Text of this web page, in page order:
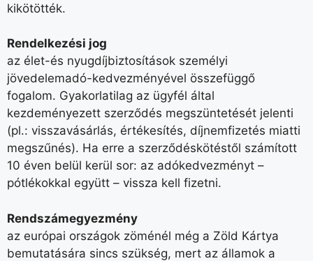
kikötötték.
Rendelkezési jog
az élet-és nyugdíjbiztosítások személyi
jövedelemadó-kedvezményével összefüggő
fogalom. Gyakorlatilag az ügyfél által
kezdeményezett szerződés megszüntetését jelenti
(pl.: visszavásárlás, értékesítés, díjnemfizetés miatti
megszűnés). Ha erre a szerződéskötéstől számított
10 éven belül kerül sor: az adókedvezményt –
pótlékokkal együtt – vissza kell fizetni.
Rendszámegyezmény
az európai országok zöménél még a Zöld Kártya
bemutatására sincs szükség, mert az államok a